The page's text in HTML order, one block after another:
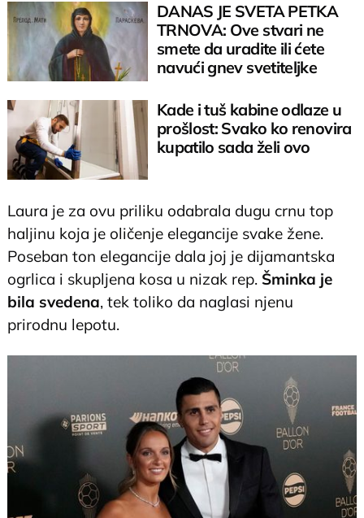
DANAS JE SVETA PETKA
TRNOVA: Ove stvari ne
smete da uradite ili ćete
navući gnev svetiteljke
Kade i tuš kabine odlaze u
prošlost: Svako ko renovira
kupatilo sada želi ovo
Laura je za ovu priliku odabrala dugu crnu top
haljinu koja je oličenje elegancije svake žene.
Poseban ton elegancije dala joj je dijamantska
ogrlica i skupljena kosa u nizak rep. Šminka je
bila svedena, tek toliko da naglasi njenu
prirodnu lepotu.